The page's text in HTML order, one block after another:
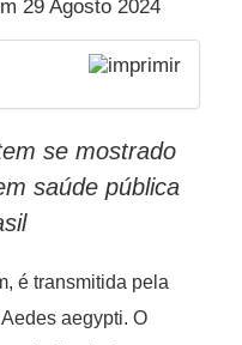
29 Agosto 2024
se mostrado
saúde pública
é transmitida pela
aegypti. O